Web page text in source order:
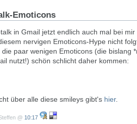
Emoticons
in Gmail jetzt endlich auch mal bei
nervigen Emoticons-Hype nicht
die paar wenigen Emoticons (die bislang
nutzt!) schön schlicht daher kommen:
über alle diese smileys gibt's hier.
@ 10:17